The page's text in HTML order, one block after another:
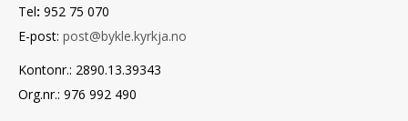
Tel: 952 75 070
E-post: post@bykle.kyrkja.no
Kontonr.: 2890.13.39343
Org.nr.: 976 992 490